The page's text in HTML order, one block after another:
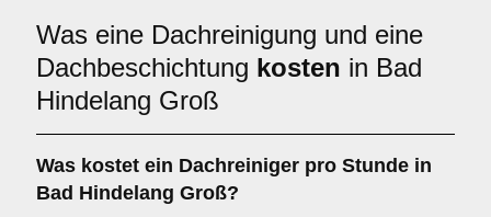
Was eine Dachreinigung und eine
Dachbeschichtung kosten in Bad
Hindelang Groß
Was kostet ein Dachreiniger pro Stunde in
Bad Hindelang Groß?